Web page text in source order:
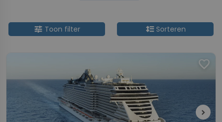
tune Toon filter format_line_spacingSorteren
favorite
chevron_right